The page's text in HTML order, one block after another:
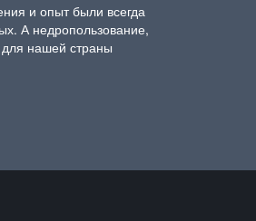
и опыт были всегда
А недропользование,
для нашей страны